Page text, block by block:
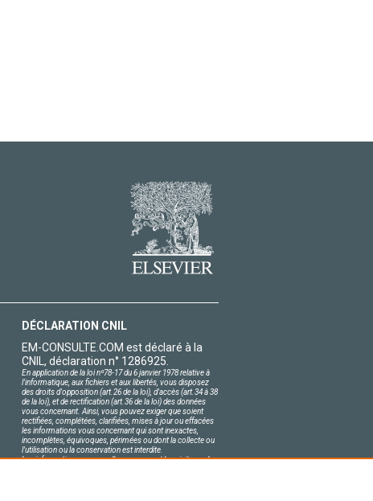
DÉCLARATION CNIL
EM-CONSULTE.COM est déclaré à la
CNIL, déclaration n° 1286925.
En application de la loi nº78-17 du 6 janvier 1978 relative à
l'informatique, aux fichiers et aux libertés, vous disposez
des droits d'opposition (art.26 de la loi), d'accès (art.34 à 38
de la loi), et de rectification (art.36 de la loi) des données
vous concernant. Ainsi, vous pouvez exiger que soient
rectifiées, complétées, clarifiées, mises à jour ou effacées
les informations vous concernant qui sont inexactes,
incomplètes, équivoques, périmées ou dont la collecte ou
l'utilisation ou la conservation est interdite.
Les informations personnelles concernant les visiteurs de